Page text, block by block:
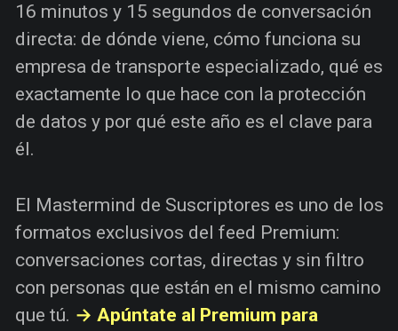
16 minutos y 15 segundos de conversación
directa: de dónde viene, cómo funciona su
empresa de transporte especializado, qué es
exactamente lo que hace con la protección
de datos y por qué este año es el clave para
él.
El Mastermind de Suscriptores es uno de los
formatos exclusivos del feed Premium:
conversaciones cortas, directas y sin filtro
con personas que están en el mismo camino
que tú. → Apúntate al Premium para